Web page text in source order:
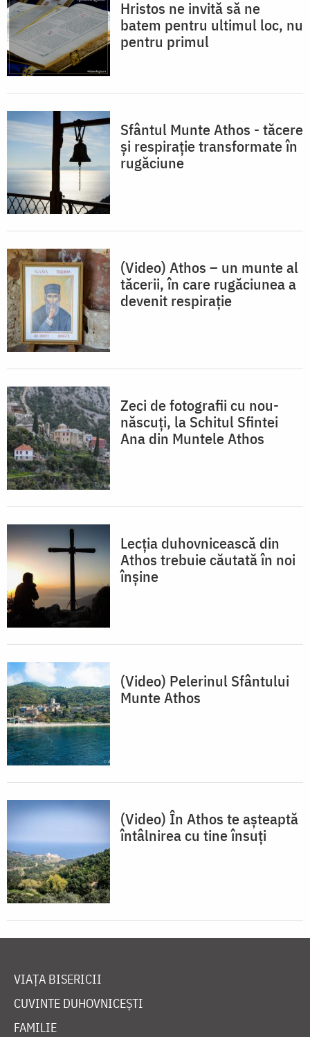
Hristos ne invită să ne
batem pentru ultimul loc, nu
pentru primul
Sfântul Munte Athos - tăcere
și respirație transformate în
rugăciune
(Video) Athos – un munte al
tăcerii, în care rugăciunea a
devenit respiraţie
Zeci de fotografii cu nou-
născuți, la Schitul Sfintei
Ana din Muntele Athos
Lecția duhovnicească din
Athos trebuie căutată în noi
înșine
(Video) Pelerinul Sfântului
Munte Athos
(Video) În Athos te așteaptă
întâlnirea cu tine însuți
VIAȚA BISERICII
CUVINTE DUHOVNICEȘTI
FAMILIE